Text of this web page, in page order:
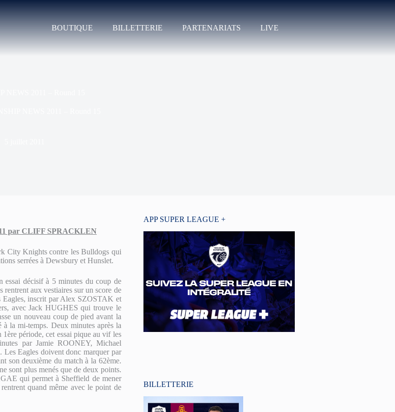
BOUTIQUE BILLETTERIE PARTENARIATS LIVE
par CLIFF SPRACKLEN
City Knights contre les Bulldogs qui
serrées à Dewsbury et Hunslet.
décisif à 5 minutes du coup de
aux vestiaires sur un score de
Eagles, inscrit par Alex SZOSTAK et
avec Jack HUGHES qui trouve le
un nouveau coup de pied avant la
à la mi-temps. Deux minutes après la
période, cet essai pique au vif les
par Jamie ROONEY, Michael
Eagles doivent donc marquer par
son deuxième du match à la 62ème.
sont plus menés que de deux points.
qui permet à Sheffield de mener
quand même avec le point de
APP SUPER LEAGUE +
BILLETTERIE